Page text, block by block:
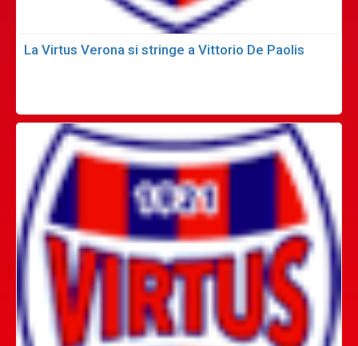
La Virtus Verona si stringe a Vittorio De Paolis